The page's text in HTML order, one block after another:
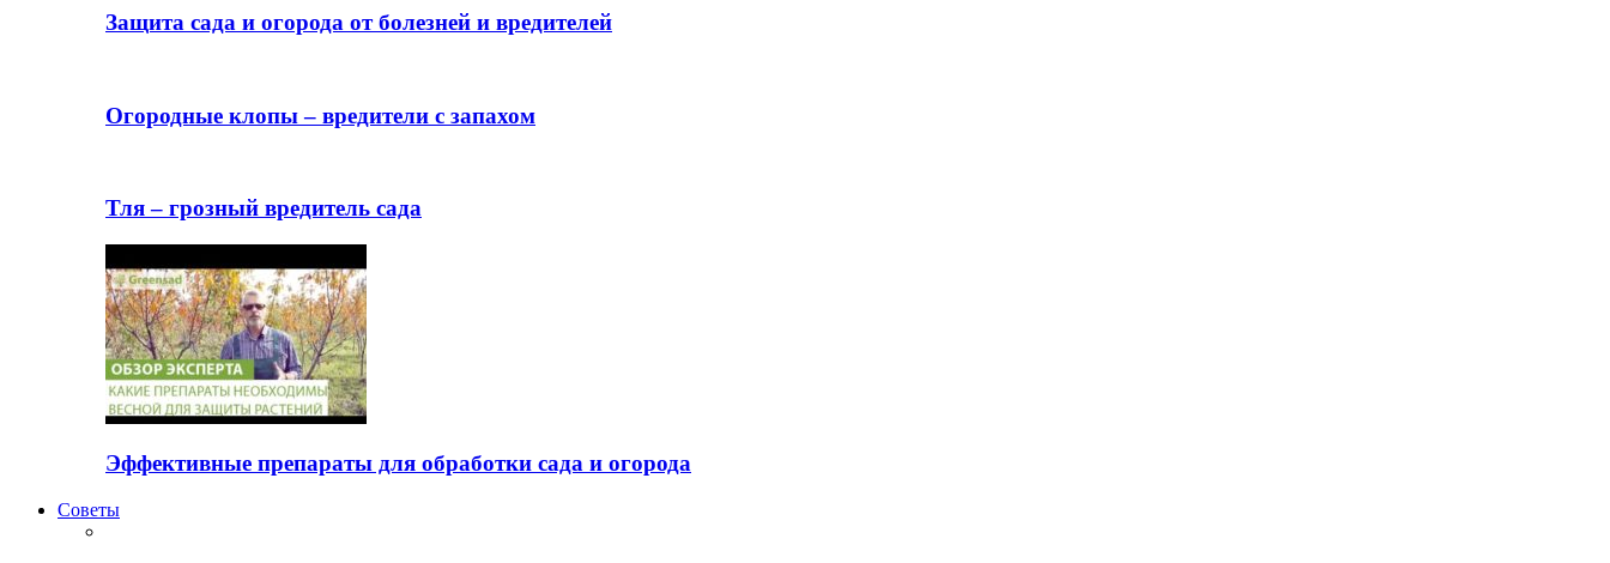
Защита сада и огорода от болезней и вредителей
Огородные клопы – вредители с запахом
Тля – грозный вредитель сада
Эффективные препараты для обработки сада и огорода
Советы